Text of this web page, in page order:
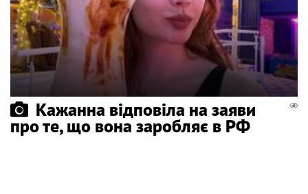
Кажанна відповіла на заяви
про те, що вона заробляє в РФ